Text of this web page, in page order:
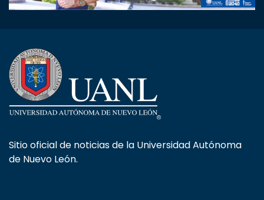
Sitio oficial de noticias de la Universidad Autónoma
de Nuevo León.